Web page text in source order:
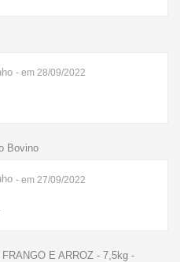
- em 28/09/2022
Bovino
- em 27/09/2022
E ARROZ - 7,5kg -